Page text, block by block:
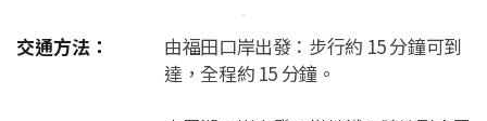
交通方法：
由福田口岸出發：步行約 15 分鐘可到
達，全程約 15 分鐘。